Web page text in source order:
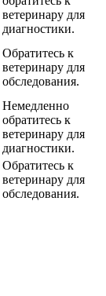
ветеринару для
диагностики.
Обратитесь к
ветеринару для
обследования.
Немедленно
обратитесь к
ветеринару для
диагностики.
Обратитесь к
ветеринару для
обследования.